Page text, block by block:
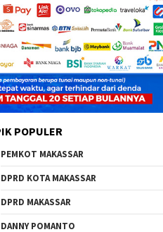
POPULER
PEMKOT MAKASSAR
DPRD KOTA MAKASSAR
DPRD MAKASSAR
DANNY POMANTO